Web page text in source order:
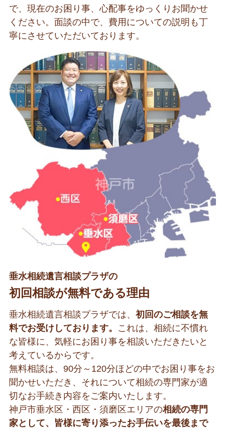
で、現在のお困り事、心配事をゆっくりお聞かせ
ください。面談の中で、費用についての説明も丁
寧にさせていただいております。
垂水相続遺言相談プラザの
初回相談が無料である理由
垂水相続遺言相談プラザでは、 初回のご相談を無
料でお受けしております。
これは、相続に不慣れ
な皆様に、気軽にお困り事を相談いただきたいと
考えているからです。
無料相談は、90分～120分ほどの中でお困り事をお
聞かせいただき、それについて相続の専門家が適
切なお手続き内容をご案内いたします。
神戸市垂水区・西区・須磨区エリアの相続の専門
家として、皆様に寄り添ったお手伝いを最後まで